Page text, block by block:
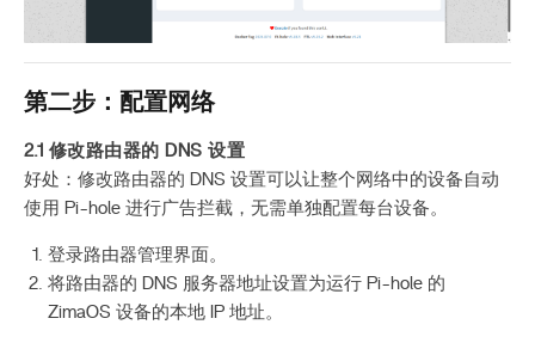
第二步：配置网络
2.1 修改路由器的 DNS 设置
好处：修改路由器的 DNS 设置可以让整个网络中的设备自动
使用 Pi-hole 进行广告拦截，无需单独配置每台设备。
登录路由器管理界面。
将路由器的 DNS 服务器地址设置为运行 Pi-hole 的
ZimaOS 设备的本地 IP 地址。